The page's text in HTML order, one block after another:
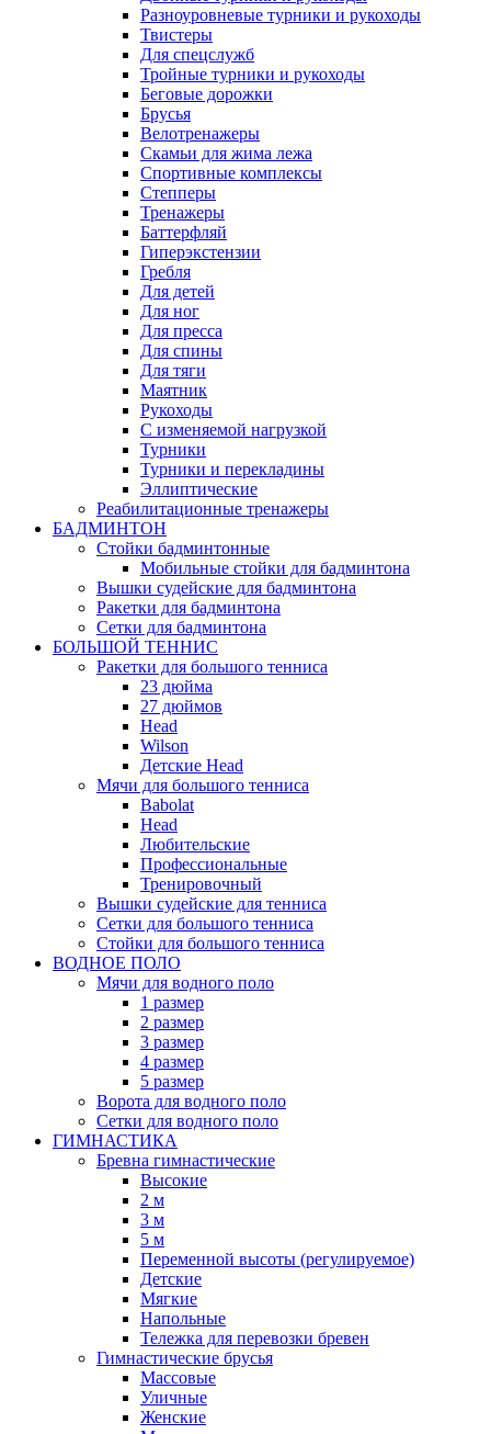
Разноуровневые турники и рукоходы
Твистеры
Для спецслужб
Тройные турники и рукоходы
Беговые дорожки
Брусья
Велотренажеры
Скамьи для жима лежа
Спортивные комплексы
Степперы
Тренажеры
Баттерфляй
Гиперэкстензии
Гребля
Для детей
Для ног
Для пресса
Для спины
Для тяги
Маятник
Рукоходы
С изменяемой нагрузкой
Турники
Турники и перекладины
Эллиптические
Реабилитационные тренажеры
БАДМИНТОН
Стойки бадминтонные
Мобильные стойки для бадминтона
Вышки судейские для бадминтона
Ракетки для бадминтона
Сетки для бадминтона
БОЛЬШОЙ ТЕННИС
Ракетки для большого тенниса
23 дюйма
27 дюймов
Head
Wilson
Детские Head
Мячи для большого тенниса
Babolat
Head
Любительские
Профессиональные
Тренировочный
Вышки судейские для тенниса
Сетки для большого тенниса
Стойки для большого тенниса
ВОДНОЕ ПОЛО
Мячи для водного поло
1 размер
2 размер
3 размер
4 размер
5 размер
Ворота для водного поло
Сетки для водного поло
ГИМНАСТИКА
Бревна гимнастические
Высокие
2 м
3 м
5 м
Переменной высоты (регулируемое)
Детские
Мягкие
Напольные
Тележка для перевозки бревен
Гимнастические брусья
Массовые
Уличные
Женские